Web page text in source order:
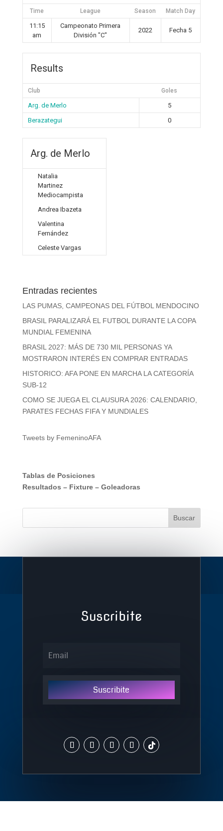
Time League Season Match Day
11:15
am
Campeonato Primera
División "C"
2022 Fecha 5
Results
Club Goles
Arg. de Merlo
5
Berazategui
0
Arg. de Merlo
Natalia
Martinez
Mediocampista
Andrea Ibazeta
Valentina
Fernández
Celeste Vargas
Entradas recientes
LAS PUMAS, CAMPEONAS DEL FÚTBOL MENDOCINO
BRASIL PARALIZARÁ EL FUTBOL DURANTE LA COPA
MUNDIAL FEMENINA
BRASIL 2027: MÁS DE 730 MIL PERSONAS YA
MOSTRARON INTERÉS EN COMPRAR ENTRADAS
HISTORICO: AFA PONE EN MARCHA LA CATEGORÍA
SUB-12
COMO SE JUEGA EL CLAUSURA 2026: CALENDARIO,
PARATES FECHAS FIFA Y MUNDIALES
Tweets by FemeninoAFA
Tablas de Posiciones
Resultados – Fixture– Goleadoras
Suscribite
Suscribite